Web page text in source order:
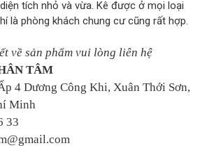
tích nhỏ và vừa. Kê được ở mọi loại
là phòng khách chung cư cũng rất hợp.
về sản phẩm vui lòng liên hệ
TÂM
4 Dương Công Khi, Xuân Thới Sơn,
Minh
33